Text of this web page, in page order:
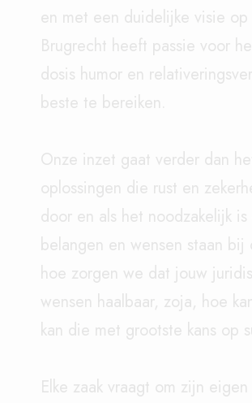
en met een duidelijke visie
Brugrecht heeft passie voor
dosis humor en
beste te bereiken.
Onze inzet gaat verder dan
oplossingen die rust en
door en als het noodzakelijk
belangen en wensen staan
hoe zorgen we dat jouw
wensen haalbaar, zoja, hoe
kan die met grootste kans op
Elke zaak vraagt om zijn